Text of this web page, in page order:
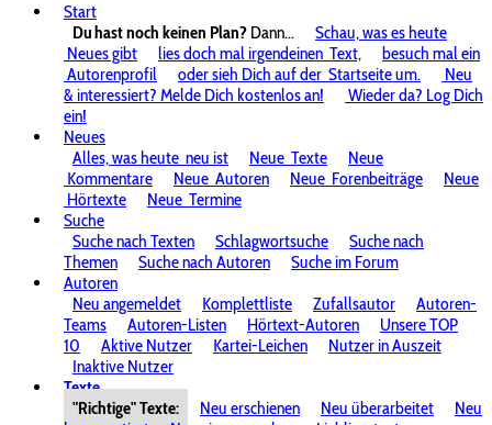
Start
Du hast noch keinen Plan? Dann...
Schau, was es heute
Neues gibt
lies doch mal irgendeinen Text,
besuch mal ein
Autorenprofil
oder sieh Dich auf der Startseite um.
Neu
& interessiert? Melde Dich kostenlos an!
Wieder da? Log Dich
ein!
Neues
Alles, was heute neu ist Neue Texte
Neue
Kommentare
Neue Autoren Neue Forenbeiträge
Neue
Hörtexte
Neue Termine
Suche
Suche nach Texten
Schlagwortsuche
Suche nach
Themen
Suche nach Autoren
Suche im Forum
Autoren
Neu angemeldet
Komplettliste Zufallsautor
Autoren-
Teams
Autoren-Listen Hörtext-Autoren
Unsere TOP
10
Aktive Nutzer Kartei-Leichen
Nutzer in Auszeit
Inaktive Nutzer
Texte
"Richtige" Texte:
Neu erschienen Neu überarbeitet
Neu